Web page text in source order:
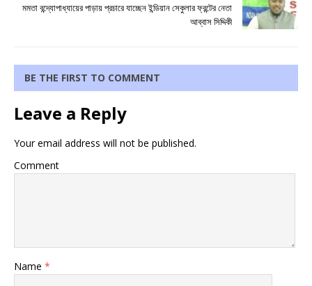
মমতা বন্দ্যোপাধ্যায়ের পাড়ায় প্রচারে যাচ্ছেন ইন্ডিয়ান সেকুলার ফ্রন্টের নেতা
আব্বাস সিদ্দিকী
BE THE FIRST TO COMMENT
Leave a Reply
Your email address will not be published.
Comment
Name *